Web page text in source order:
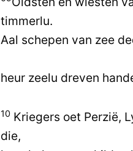
timmerlu.
Aal schepen van zee
heur zeelu dreven
10 Kriegers oet Perzië,
die,